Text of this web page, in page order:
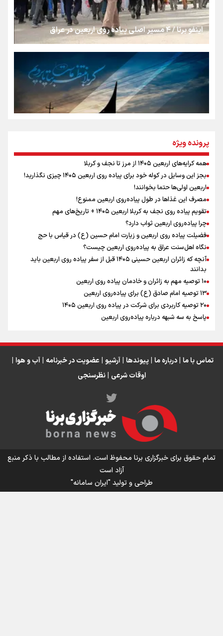
از طلوع خیابان‌ها تا غروب اشک
جمله‌ای که بغض چهارماهه را شکست؛ «آهای مردم، آقا از
تهران رفتند»
سه حسرتی که به دلم ماند
نگاه تمدنی رهبر شهید به فضای مجازی
رابطه کارگر و کارفرما در اندیشه رهبر شهید: از تضاد به
زوجیت
اینفو برنا / ۴ مسیر اصلی پیاده روی اربعین در عراق
اینفو برنا / توصیه‌هایی طلایی برای پیاده روی اربعین
اینفو برنا / جدول کامل فاصله مرز شلمچه تا شهرهای زیارتی
عراق
اینفو برنا/ میزان مالیات بر ارزش افزوده چقدر است؟
پرونده ویژه
همه کرایه‌های اربعین ۱۴۰۵ از مرز تا نجف و کربلا
بجز این وسایل در کوله خود برای پیاده روی اربعین ۱۴۰۵ چیزی نگذارید!
اربعین اولی‌ها حتما بخوانند!
مصرف این غذاها در طول پیاده‌روی اربعین ممنوع!
تقویم پیاده روی نجف به کربلا اربعین ۱۴۰۵ + تاریخ‌های مهم
چرا پیاده‌روی اربعین ثواب دارد؟
فضیلت پیاده روی اربعین و زیارت امام حسین (ع) در قیاس با حج
نگاه اهل‌سنت عراق به پیاده‌روی اربعین چیست؟
آنچه که زائران اربعین حسینی ۱۴۰۵ قبل از سفر پیاده روی اربعین باید
بدانند
۱۰ توصیه مهم به زائران و خادمان پیاده روی اربعین
۱۳ توصیه امام صادق (ع) برای پیاده‌روی اربعین
۲۰ توصیه کاربردی برای شرکت در پیاده روی اربعین ۱۴۰۵
پاسخ به سه‌ شبهه درباره پیاده‌روی اربعین
تماس با ما | درباره ما | پیوندها | آرشیو | عضویت در خبرنامه | آب و هوا |
اوقات شرعی | نظرسنجی
تمام حقوق برای خبرگزاری برنا محفوظ است. استفاده از مطالب با ذکر منبع
آزاد است
طراحی و تولید"ایران سامانه"